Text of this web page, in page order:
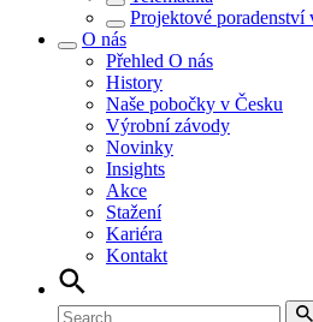
Projektové poradenství
O nás
Přehled O nás
History
Naše pobočky v Česku
Výrobní závody
Novinky
Insights
Akce
Stažení
Kariéra
Kontakt